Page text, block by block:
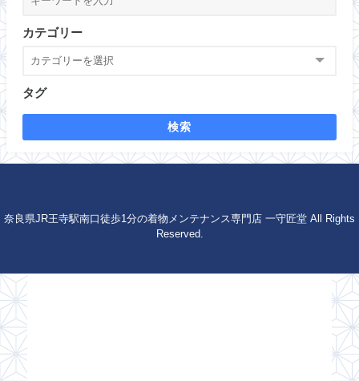
カテゴリー
タグ
検索
奈良県JR王寺駅南口徒歩1分の着物メンテナンス専門店 一守匠堂 All Rights
Reserved.